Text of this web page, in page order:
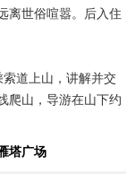
离世俗喧嚣。后入住
道上山，讲解并交
爬山，导游在山下约
塔广场